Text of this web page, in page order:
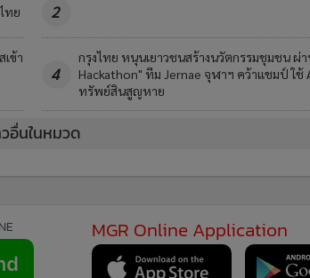
ทย 2
ข้า
4
กรุงไทย หนุนเยาวชนสร้างนวัตกรรมชุมชน ผ่
Hackathon" ทีม Jernae จุฬาฯ คว้าแชมป์ ใช้
ทรัพย์สินสูญหาย
อื่นในหมวด
MGR Online Application